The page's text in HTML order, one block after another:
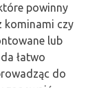
powinny
kominami czy
lub
łatwo
do